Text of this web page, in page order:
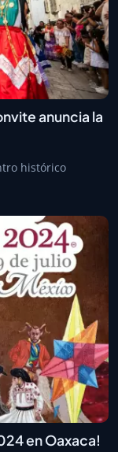
anuncia la
histórico
en Oaxaca!